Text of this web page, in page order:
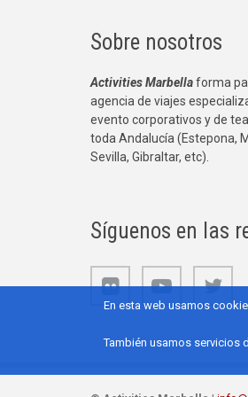
Sobre nosotros
Activities Marbellaforma
agencia de viajes
evento corporativos y de
toda Andalucía (Estepona,
Sevilla, Gibraltar, etc).
Síguenos en las
En esta web usamos
También usamos servicios